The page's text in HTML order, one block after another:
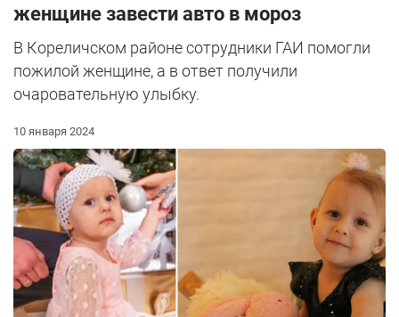
женщине завести авто в мороз
В Кореличском районе сотрудники ГАИ помогли
пожилой женщине, а в ответ получили
очаровательную улыбку.
10 января 2024